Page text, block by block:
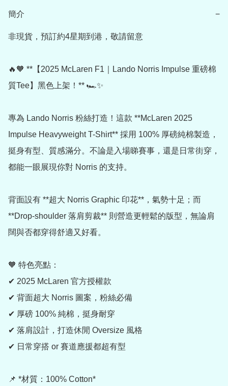
簡介 −
非現貨，預訂約4星期到港，敬請留意
🔥🧡 **【2025 McLaren F1｜Lando Norris Impulse 重磅棉
質Tee】黑色上架！** 🏎️✨
專為 Lando Norris 粉絲打造！這款 **McLaren 2025
Impulse Heavyweight T-Shirt** 採用 100% 厚磅純棉製造，
挺身有型、質感滿分。不論是入場睇賽事，還是日常街穿，
都能一眼展現你對 Norris 的支持。
背面設有 **超大 Norris Graphic 印花**，氣勢十足；而
**Drop-shoulder 落肩剪裁** 則營造更輕鬆的版型，無論肩
闊與否都穿得舒適又好看。
🧡 特色亮點：
✔ 2025 McLaren 官方授權款
✔ 背面超大 Norris 圖案，粉絲必備
✔ 厚磅 100% 純棉，挺身耐穿
✔ 落肩設計，打造休閒 Oversize 風格
✔ 日常穿搭 or 賽道應援都超有型
📌 *材質：100% Cotton*